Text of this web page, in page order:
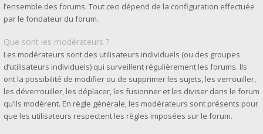
l’ensemble des forums. Tout ceci dépend de la configuration effectuée
par le fondateur du forum.
Que sont les modérateurs ?
Les modérateurs sont des utilisateurs individuels (ou des groupes
d’utilisateurs individuels) qui surveillent régulièrement les forums. Ils
ont la possibilité de modifier ou de supprimer les sujets, les verrouiller,
les déverrouiller, les déplacer, les fusionner et les diviser dans le forum
qu’ils modèrent. En règle générale, les modérateurs sont présents pour
que les utilisateurs respectent les règles imposées sur le forum.